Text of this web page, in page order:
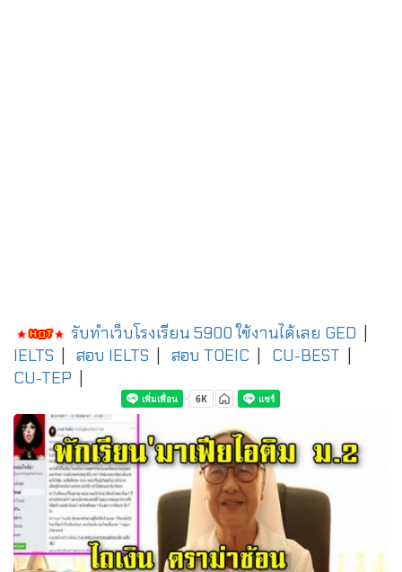
รับทำเว็บโรงเรียน 5900 ใช้งานได้เลย GED
IELTS
สอบ IELTS สอบ TOEIC CU-BEST
CU-TEP